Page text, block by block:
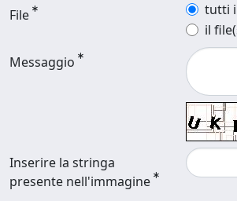
File
tutti
il
Messaggio
Inserire la stringa
presente nell'immagine